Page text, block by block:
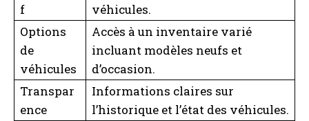
f
véhicules.
Options
de
véhicules
Accès à un inventaire varié
incluant modèles neufs et
d’occasion.
Transpar
ence
Informations claires sur
l’historique et l’état des véhicules.